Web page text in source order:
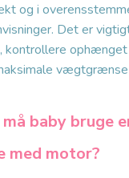
og i
Det er
kontrollere
baby bruge
med motor?